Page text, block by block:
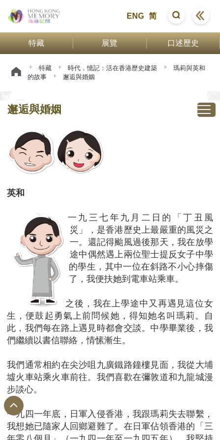
ENG 简
特藏 展覽 口述歷史
特藏 時代．憶記：活在香港歷史建築
瑪莉與英和
的故事
邂逅與婚姻
邂逅與婚姻
英和
一九三七年九月二日的「丁丑風
災」，是香港歷史上最嚴重的風災之
一。還記得颱風過後那天，我在放學
途中偶然遇上兩位聖士提反女子中學
的學生，其中一位在斜路不小心摔傷
了，我便扶她到電車站乘車。
之後，我在上學途中又再遇見這位女
生，便鼓起勇氣上前問候她，得知她名叫瑪莉。自
此，我們每在路上遇見時都會交談。中學畢業後，我
們繼續以書信聯絡，情愫漸生。
我們通常相約在尖沙咀九廣鐵路鐘樓見面，我從大埔
墟火車站乘火車前往。我們喜歡在彌敦道和九龍城漫
步談心。
一九四一年底，日軍入侵香港，我跟瑪莉失去聯繫，
我想她已隨家人回鄉避難了。在日軍佔領香港的「三